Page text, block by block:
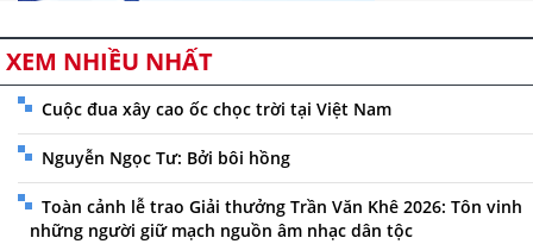
XEM NHIỀU NHẤT
Cuộc đua xây cao ốc chọc trời tại Việt Nam
Nguyễn Ngọc Tư: Bởi bôi hồng
Toàn cảnh lễ trao Giải thưởng Trần Văn Khê 2026: Tôn vinh
những người giữ mạch nguồn âm nhạc dân tộc